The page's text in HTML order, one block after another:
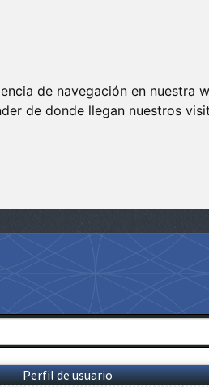
de navegación en nuestra
de donde llegan nuestros
Perfil de usuario